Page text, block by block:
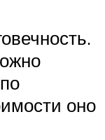
оно